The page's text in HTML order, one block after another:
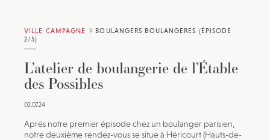
VILLE CAMPAGNE
BOULANGERS BOULANGÈRES (ÉPISODE
2/5)
L’atelier de boulangerie de l’Étable
des Possibles
02.07.24
Après notre premier épisode chez un boulanger parisien,
notre deuxième rendez-vous se situe à Héricourt (Hauts-de-